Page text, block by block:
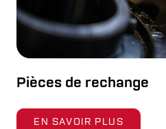
Pièces de rechange
EN SAVOIR PLUS